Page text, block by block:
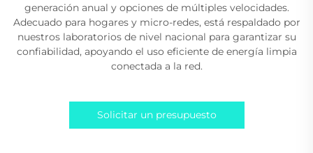
generación anual y opciones de múltiples velocidades.
Adecuado para hogares y micro-redes, está respaldado por
nuestros laboratorios de nivel nacional para garantizar su
confiabilidad, apoyando el uso eficiente de energía limpia
conectada a la red.
Solicitar un presupuesto